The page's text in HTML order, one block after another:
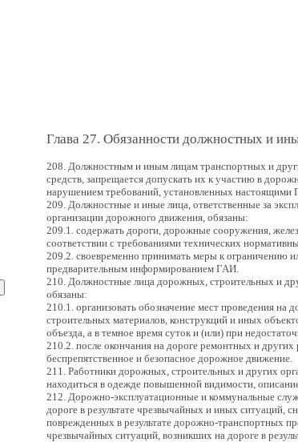
Глава 27. Обязанности должностных и
208. Должностным и иным лицам транспортных и
средств, запрещается допускать их к участию в
нарушением требований, установленных настоящими
209. Должностные и иные лица, ответственные за
организации дорожного движения, обязаны:
209.1. содержать дороги, дорожные сооружения,
соответствии с требованиями технических
209.2. своевременно принимать меры к ограничению
предварительным информированием ГАИ.
210. Должностные лица дорожных, строительных и
обязаны:
210.1. организовать обозначение мест проведения
строительных материалов, конструкций и иных
объезда, а в темное время суток и (или) при
210.2. после окончания на дороге ремонтных и
беспрепятственное и безопасное дорожное движение.
211. Работники дорожных, строительных и других
находиться в одежде повышенной видимости,
212. Дорожно-эксплуатационные и коммунальные
дороге в результате чрезвычайных и иных ситуаций,
поврежденных в результате дорожно-транспортных
чрезвычайных ситуаций, возникших на дороге в